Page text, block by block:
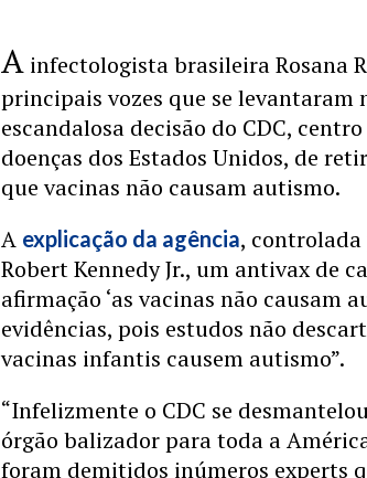
A infectologista brasileira Rosana
principais vozes que se
escandalosa decisão do CDC,
doenças dos Estados Unidos, de
que vacinas não causam autismo.
A explicação da agência, controlada
Robert Kennedy Jr., um antivax de
afirmação ‘as vacinas não causam
evidências, pois estudos não
vacinas infantis causem autismo”.
“Infelizmente o CDC se
órgão balizador para toda a
foram demitidos inúmeros experts